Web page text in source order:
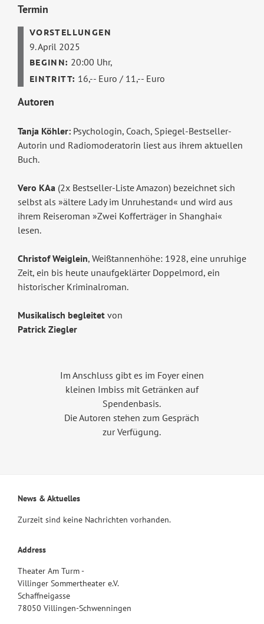
Termin
9. April 2025
20:00 Uhr,
16,-- Euro / 11,-- Euro
Autoren
Tanja Köhler:Psychologin, Coach, Spiegel-Bestseller-
Autorin und Radiomoderatorin liest aus ihrem aktuellen
Buch.
Vero KAa(2x Bestseller-Liste Amazon) bezeichnet sich
selbst als »ältere Lady im Unruhestand« und wird aus
ihrem Reiseroman »Zwei Kofferträger in Shanghai«
lesen.
Christof Weiglein, Weißtannenhöhe: 1928, eine unruhige
Zeit, ein bis heute unaufgeklärter Doppelmord, ein
historischer Kriminalroman.
Musikalisch begleitet von
Patrick Ziegler
Im Anschluss gibt es im Foyer einen
kleinen Imbiss mit Getränken auf
Spendenbasis.
Die Autoren stehen zum Gespräch
zur Verfügung.
News & Aktuelles
Zurzeit sind keine Nachrichten vorhanden.
Address
Theater Am Turm -
Villinger Sommertheater e.V.
Schaffneigasse
78050 Villingen-Schwenningen